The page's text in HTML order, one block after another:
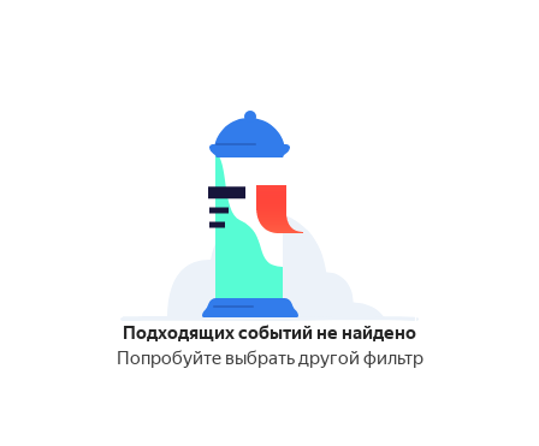
Подходящих событий не найдено
Попробуйте выбрать другой фильтр